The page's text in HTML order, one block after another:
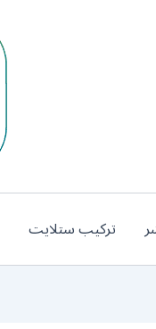
تركيب ستلايت